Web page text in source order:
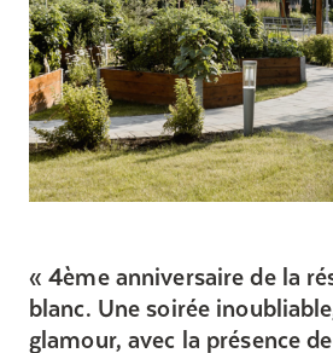
4ème anniversaire de la
blanc. Une soirée
glamour, avec la présence